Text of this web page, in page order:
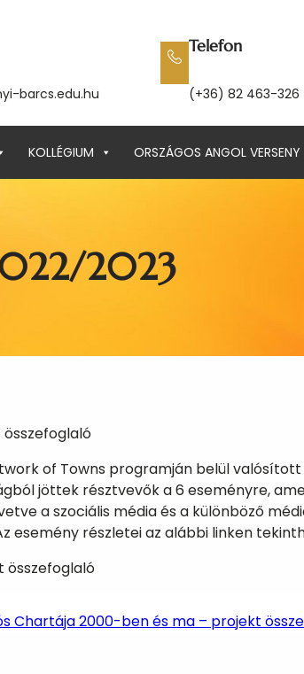
barcs.edu.hu
Telefon
(+36) 82 463-326
KOLLÉGIUM ORSZÁGOS ANGOL VERSENY
2023
of Towns programján belül
jöttek résztvevők a 6 eseményre,
a szociális média és a különböző
esemény részletei az alábbi linken
összefoglaló
Chartája 2000-ben és ma – projekt